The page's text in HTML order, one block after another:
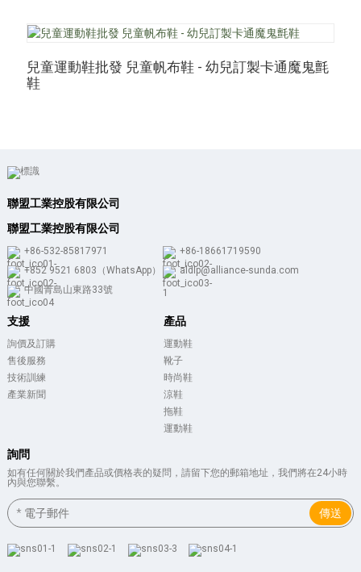
兒童運動鞋批發 兒童帆布鞋 - 幼兒訂製卡通魔鬼氈
鞋
聯盟工業控股有限公司
聯盟工業控股有限公司
+86-532-85817971
+86-18661719590
+852 9521 6803（WhatsApp）
aldlp@alliance-sunda.com
中國青島山東路33號
支援
詢價及訂購
售後服務
技術訓練
產業新聞
產品
運動鞋
靴子
時尚鞋
涼鞋
拖鞋
運動鞋
詢問
如有任何關於我們產品或價格表的疑問，請留下您的郵箱地址，我們將在24小時
內與您聯繫。
傳送